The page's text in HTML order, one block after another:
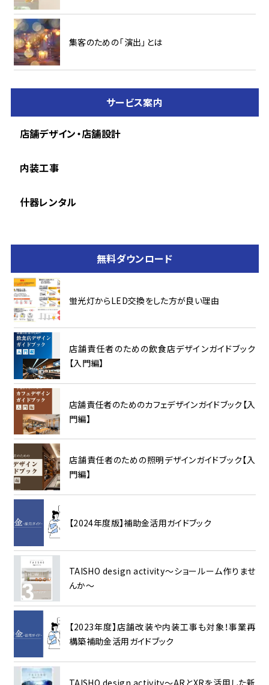
集客のための「演出」とは
サービス案内
店舗デザイン・店舗設計
内装工事
什器レンタル
無料ダウンロード
蛍光灯からLED交換をした方が良い理由
店舗責任者のための飲食店デザインガイドブック
【入門編】
店舗責任者のためのカフェデザインガイドブック【入
門編】
店舗責任者のための照明デザインガイドブック【入
門編】
【2024年度版】補助金活用ガイドブック
TAISHO design activity～ショールーム作りませ
んか～
【2023年度】店舗改装や内装工事も対象！事業再
構築補助金活用ガイドブック
TAISHO design activity～ARとXRを活用した新